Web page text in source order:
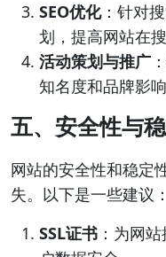
SEO优化：针对
划，提高网站在
活动策划与推广
知名度和品牌影响
五、安全性与
网站的安全性和稳定
失。以下是一些建议：
SSL证书 ：为网